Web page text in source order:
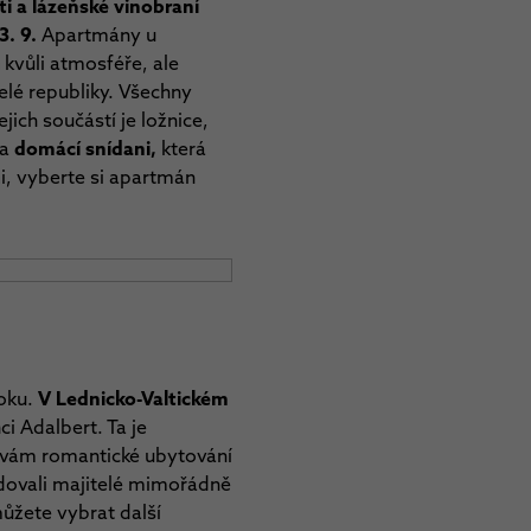
a lázeňské vinobraní
9. Apartmány u
atmosféře, ale
republiky. Všechny
součástí je ložnice,
domácí snídani, která
vyberte si apartmán
V Lednicko-Valtickém
Adalbert. Ta je
romantické ubytování
majitelé mimořádně
vybrat další